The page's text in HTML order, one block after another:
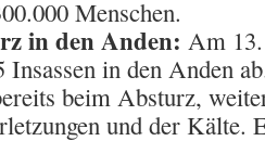
Menschen.
in den Anden: Am
Insassen in den Anden
beim Absturz,
und der Kälte.